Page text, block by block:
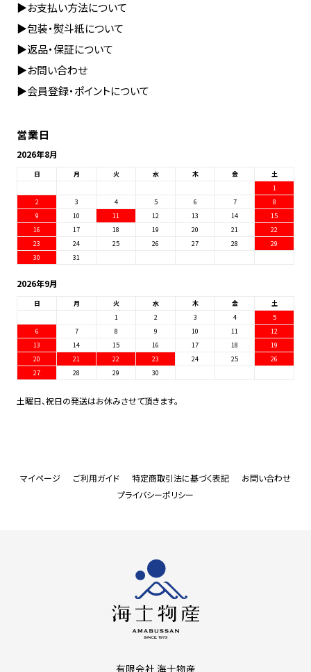
▶︎お支払い方法について
▶︎包装・熨斗紙について
▶︎返品・保証について
▶︎お問い合わせ
▶︎会員登録・ポイントについて
営業日
2026年8月
日 月 火 水 木 金
土
1
2
3 4 5 6 7
8
9
10 11 12 13 14
15
16
17 18 19 20 21
22
23
24 25 26 27 28
29
30
31
2026年9月
日 月 火 水 木 金
土
1
2 3 4
5
6
7 8 9 10 11
12
13
14 15 16 17 18
19
20
21 22 23 24 25
26
27
28 29 30
土曜日、祝日の発送はお休みさせて頂きます。
マイページ ご利用ガイド 特定商取引法に基づく表記
お問い合わせ
プライバシーポリシー
有限会社 海士物産